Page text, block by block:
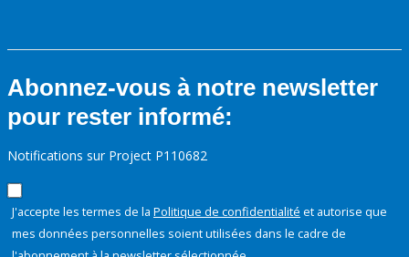
Abonnez-vous à notre newsletter
pour rester informé:
Notifications sur Project P110682
J'accepte les termes de la Politique de confidentialité et autorise que
mes données personnelles soient utilisées dans le cadre de